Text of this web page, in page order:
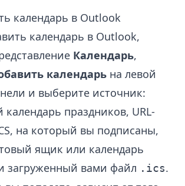
календарь в Outlook
календарь в Outlook,
Календарь,
календарь на левой
и выберите источник:
календарь праздников, URL-
на который вы подписаны,
ящик или календарь
загруженный вами файл .ics.